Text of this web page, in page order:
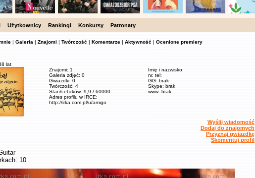
Użytkownicy Rankingi Konkursy Patronaty
| Galeria | Znajomi | Twórczość | Komentarze | Aktywność | Ocenione premiery
lat
Znajomi: 1
Galeria zdjęć: 0
Gwiazdki: 0
Twórczość: 4
Stan/cel irków: 9,9 / 60000
Adres profilu w IRCE:
http://irka.com.pl/u/amigo
Imię i nazwisko:
nr. tel:
GG: brak
Skype: brak
www: brak
Wyślij wiadomość
Dodaj do znajomych
Przyznaj gwiazdkę
Skomentuj profil
10